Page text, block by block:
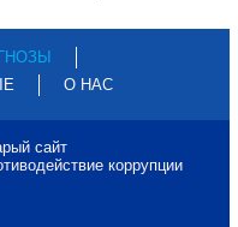
О НАС
сайт
коррупции